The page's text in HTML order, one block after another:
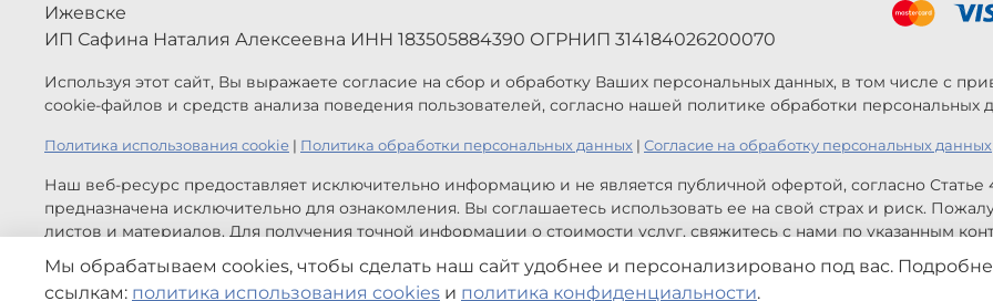
Ижевске
ИП Сафина Наталия Алексеевна ИНН 183505884390 ОГРНИП 314184026200070
Используя этот сайт, Вы выражаете согласие на сбор и обработку Ваших персональных данных, в том числе с
cookie-файлов и средств анализа поведения пользователей, согласно нашей политике обработки персональных
Политика использования cookie | Политика обработки персональных данных | Согласие на обработку персональных данных
Наш веб-ресурс предоставляет исключительно информацию и не является публичной офертой, согласно
предназначена исключительно для ознакомления. Вы соглашаетесь использовать ее на свой страх и риск.
листов и материалов. Для получения точной информации о стоимости услуг, свяжитесь с нами по указанным
обратной связи.
Цены, указанные на сайте приведены как справочная информация и не являются публичной офертой. Могут
Мы обрабатываем cookies, чтобы сделать наш сайт удобнее и персонализировано под вас.
ссылкам: политика использования cookies и политика конфиденциальности.